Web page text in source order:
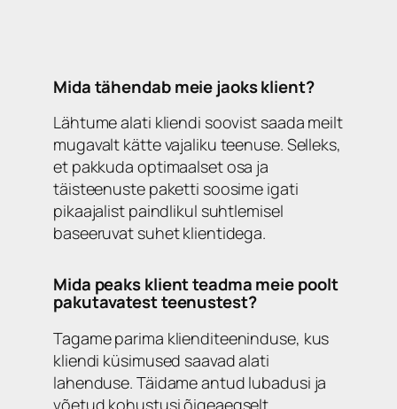
Mida tähendab meie jaoks klient?
Lähtume alati kliendi soovist saada meilt
mugavalt kätte vajaliku teenuse. Selleks,
et pakkuda optimaalset osa ja
täisteenuste paketti soosime igati
pikaajalist paindlikul suhtlemisel
baseeruvat suhet klientidega.
Mida peaks klient teadma meie poolt
pakutavatest teenustest?
Tagame parima klienditeeninduse, kus
kliendi küsimused saavad alati
lahenduse. Täidame antud lubadusi ja
võetud kohustusi õigeaegselt.